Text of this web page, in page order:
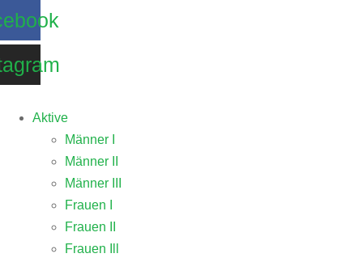
Zum
Inhalt
Aktive
Männer I
Männer II
Männer III
Frauen I
Frauen II
Frauen Ill